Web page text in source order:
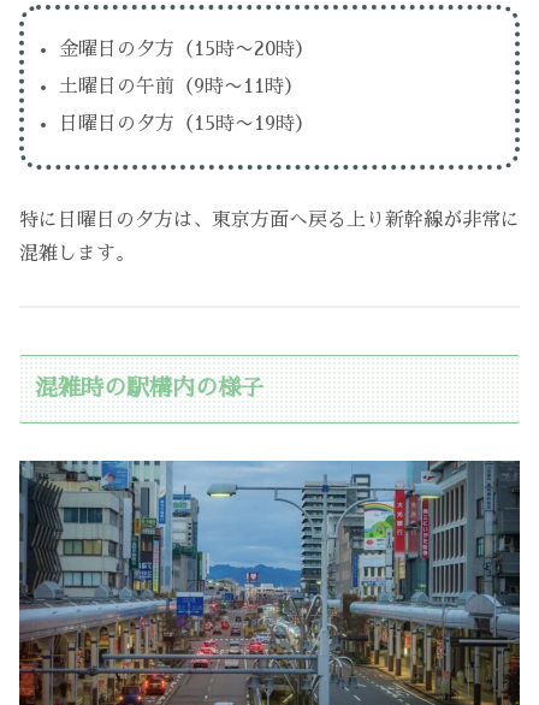
金曜日の夕方（15時〜20時）
土曜日の午前（9時〜11時）
日曜日の夕方（15時〜19時）
特に日曜日の夕方は、東京方面へ戻る上り新幹線が非常に
混雑します。
混雑時の駅構内の様子